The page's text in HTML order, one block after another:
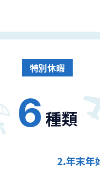
特別休暇
6種類
2.年末年